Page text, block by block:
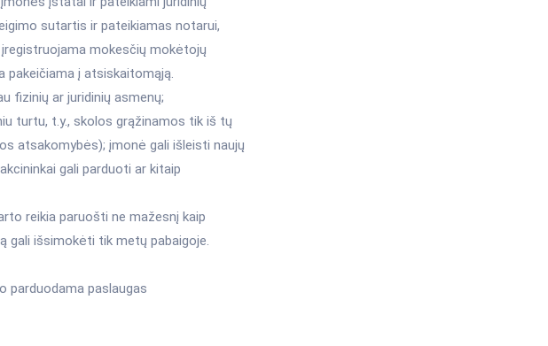
sutartis ir pateikiamas notarui,
mokesčių mokėtojų
pakeičiama į atsiskaitomąją.
fizinių ar juridinių asmenų;
turtu, t.y., skolos grąžinamos tik iš tų
atsakomybės); įmonė gali išleisti naujų
gali parduoti ar kitaip
reikia paruošti ne mažesnį kaip
gali išsimokėti tik metų pabaigoje.
parduodama paslaugas